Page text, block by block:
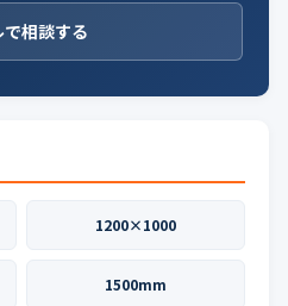
で相談する
1200×1000
1500mm